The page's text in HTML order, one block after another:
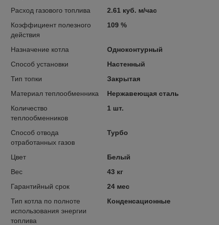
Расход газового топлива
2.61 куб. м/час
Коэффициент полезного
действия
109 %
Назначение котла
Одноконтурный
Способ установки
Настенный
Тип топки
Закрытая
Материал теплообменника
Нержавеющая сталь
Количество
теплообменников
1 шт.
Способ отвода
отработанных газов
Турбо
Цвет
Белый
Вес
43 кг
Гарантийный срок
24 мес
Тип котла по полноте
использования энергии
топлива
Конденсационные